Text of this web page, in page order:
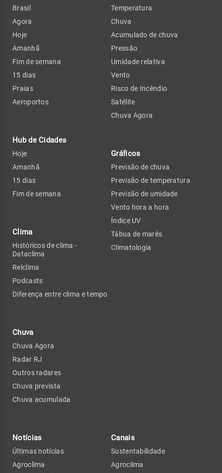
Brasil
Agora
Hoje
Amanhã
Fim de semana
15 dias
Praias
Aeroportos
Hub de Cidades
Hoje
Amanhã
15 dias
Fim de semana
Clima
Históricos de clima -
Dataclima
Relclima
Podcasts
Diferença entre clima e tempo
Chuva
Chuva Agora
Radar RJ
Outros radares
Chuva prevista
Chuva acumulada
Temperatura
Chuva
Acumulado de chuva
Pressão
Umidade relativa
Vento
Risco de Incêndio
Satélite
Chuva Agora
Gráficos
Previsão de chuva
Previsão de temperatura
Previsão de umidade
Vento hora a hora
Índice UV
Tábua de marés
Climatologia
Notícias
Últimas notícias
Agroclima
Canais
Sustentabilidade
Agroclima